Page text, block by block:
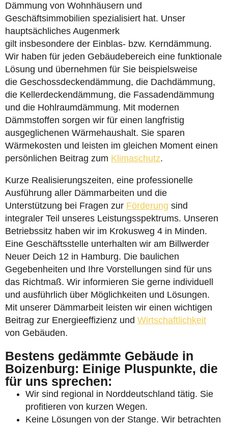
Dämmung von Wohnhäusern und
Geschäftsimmobilien spezialisiert hat. Unser
hauptsächliches Augenmerk
gilt insbesondere der Einblas- bzw. Kerndämmung.
Wir haben für jeden Gebäudebereich eine funktionale
Lösung und übernehmen für Sie beispielsweise
die Geschossdeckendämmung, die Dachdämmung,
die Kellerdeckendämmung, die Fassadendämmung
und die Hohlraumdämmung. Mit modernen
Dämmstoffen sorgen wir für einen langfristig
ausgeglichenen Wärmehaushalt. Sie sparen
Wärmekosten und leisten im gleichen Moment einen
persönlichen Beitrag zum Klimaschutz.
Kurze Realisierungszeiten, eine professionelle
Ausführung aller Dämmarbeiten und die
Unterstützung bei Fragen zur Förderung sind
integraler Teil unseres Leistungsspektrums. Unseren
Betriebssitz haben wir im Krokusweg 4 in Minden.
Eine Geschäftsstelle unterhalten wir am Billwerder
Neuer Deich 12 in Hamburg. Die baulichen
Gegebenheiten und Ihre Vorstellungen sind für uns
das Richtmaß. Wir informieren Sie gerne individuell
und ausführlich über Möglichkeiten und Lösungen.
Mit unserer Dämmarbeit leisten wir einen wichtigen
Beitrag zur Energieeffizienz und Wirtschaftlichkeit
von Gebäuden.
Bestens gedämmte Gebäude in
Boizenburg: Einige Pluspunkte, die
für uns sprechen:
Wir sind regional in Norddeutschland tätig. Sie
profitieren von kurzen Wegen.
Keine Lösungen von der Stange. Wir betrachten